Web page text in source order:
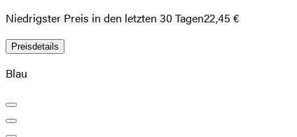
Niedrigster Preis in den letzten 30 Tagen22,45 €
Preisdetails
Blau